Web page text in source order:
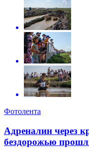
Фотолента
Адреналин через
бездорожью